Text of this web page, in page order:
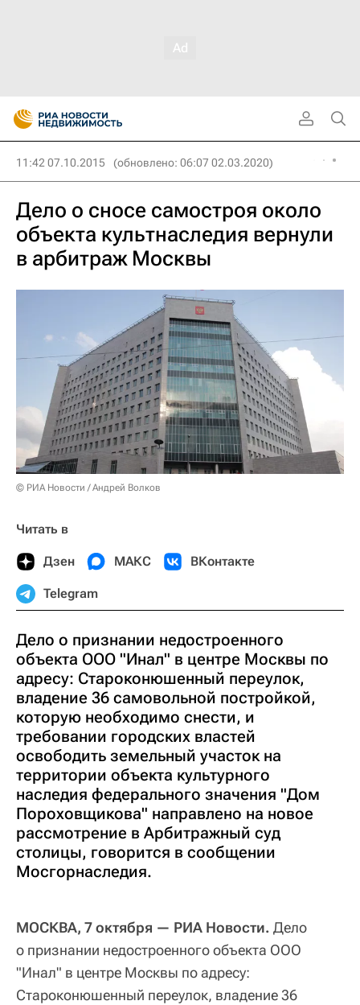
11:42 07.10.2015 (обновлено: 06:07 02.03.2020)
Дело о сносе самостроя около
объекта культнаследия вернули
в арбитраж Москвы
© РИА Новости / Андрей Волков
Читать в
Дзен МАКС ВКонтакте
Telegram
Дело о признании недостроенного
объекта ООО "Инал" в центре Москвы по
адресу: Староконюшенный переулок,
владение 36 самовольной постройкой,
которую необходимо снести, и
требовании городских властей
освободить земельный участок на
территории объекта культурного
наследия федерального значения "Дом
Пороховщикова" направлено на новое
рассмотрение в Арбитражный суд
столицы, говорится в сообщении
Мосгорнаследия.
МОСКВА, 7 октября — РИА Новости. Дело
о признании недостроенного объекта ООО
"Инал" в центре Москвы по адресу:
Староконюшенный переулок, владение 36